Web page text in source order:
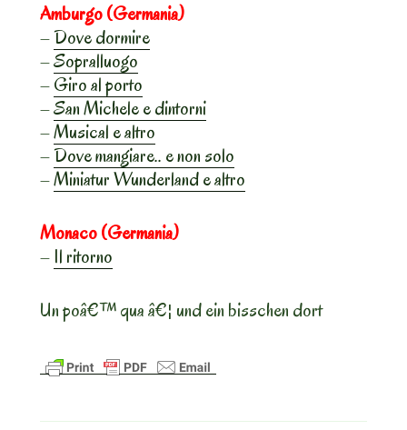
Amburgo (Germania)
–Dove dormire
–Sopralluogo
–Giro al porto
–San Michele e dintorni
–Musical e altro
–Dove mangiare.. e non solo
–Miniatur Wunderland e altro
Monaco (Germania)
– Il ritorno
Un poâ€™ qua â€¦ und ein bisschen dort